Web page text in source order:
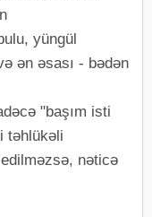
yüngül
ən əsası - bədən
"başım isti
təhlükəli
nəticə